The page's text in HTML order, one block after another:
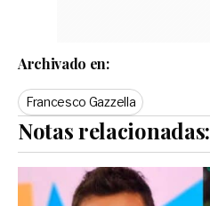
Archivado en:
Francesco Gazzella
Notas relacionadas: